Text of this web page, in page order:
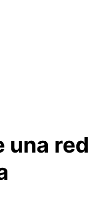
una red